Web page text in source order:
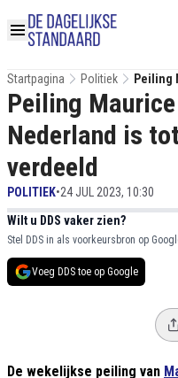
Startpagina Politiek
Peiling
Het
Peiling
Nederland is
verdeeld
POLITIEK•24 JUL 2023, 10:30
Wilt u DDS vaker zien?
Stel DDS in als voorkeursbron op
Voeg DDS toe op Google
De wekelijkse peiling van